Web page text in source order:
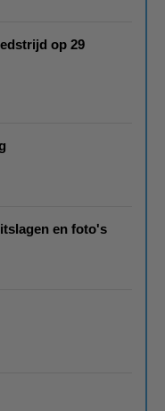
op 29
en foto's